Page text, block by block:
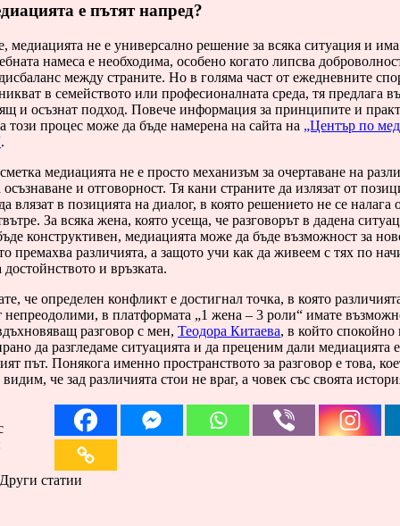
е пътят напред?
медиацията не е универсално решение за всяка ситуация и
намеса е необходима, особено когато липсва
между страните. Но в голяма част от ежедневните
в семейството или професионалната среда, тя предлага
и осъзнат подход. Повече информация за принципите и
този процес може да бъде намерена на сайта на „Център по
.
медиацията не е просто механизъм за очертаване на
и отговорност. Тя кани страните да излязат от
влязат в позицията на диалог, в която решението не се налага
За всяка жена, която усеща, че разговорът в дадена
конструктивен, медиацията може да бъде възможност за
премахва различията, а защото учи как да живеем с тях по
достойнството и връзката.
че определен конфликт е достигнал точка, в която
непреодолими, в платформата „1 жена – 3 роли“ имате
разговор с мен, Теодора Китаева, в който спокойно
да разгледаме ситуацията и да преценим дали медиацията е
път. Понякога именно пространството за разговор е това,
че зад различията стои не враг, а човек със своята
Други статии